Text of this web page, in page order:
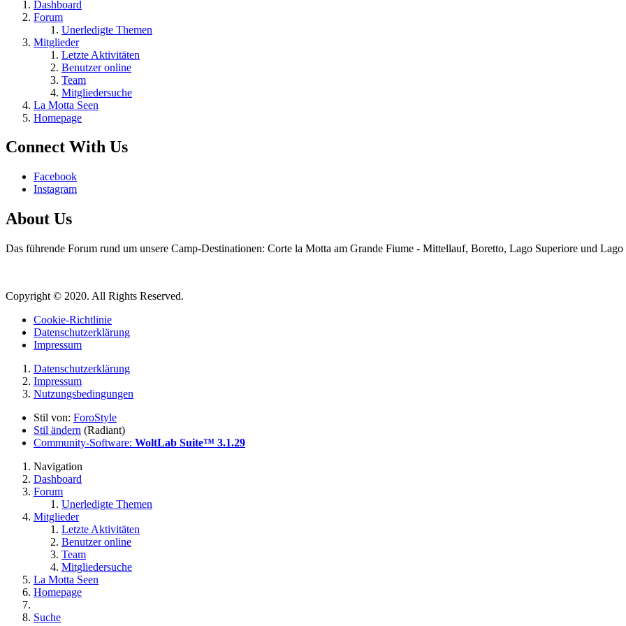
Dashboard
Forum
Unerledigte Themen
Mitglieder
Letzte Aktivitäten
Benutzer online
Team
Mitgliedersuche
La Motta Seen
Homepage
Connect With Us
Facebook
Instagram
About Us
Das führende Forum rund um unsere Camp-Destinationen: Corte la Motta am Grande Fiume - Mittellauf, Boretto, Lago Superiore und
Copyright © 2020. All Rights Reserved.
Cookie-Richtlinie
Datenschutzerklärung
Impressum
Datenschutzerklärung
Impressum
Nutzungsbedingungen
Stil von: ForoStyle
Stil ändern (Radiant)
Community-Software: WoltLab Suite™ 3.1.29
Navigation
Dashboard
Forum
Unerledigte Themen
Mitglieder
Letzte Aktivitäten
Benutzer online
Team
Mitgliedersuche
La Motta Seen
Homepage
Suche